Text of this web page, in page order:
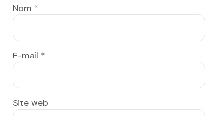
Nom *
E-mail *
Site web